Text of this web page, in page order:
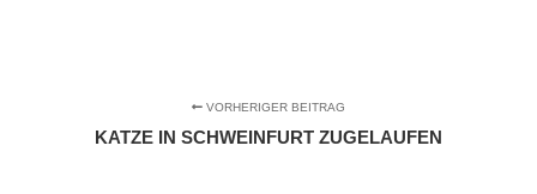
VORHERIGER BEITRAG
KATZE IN SCHWEINFURT ZUGELAUFEN